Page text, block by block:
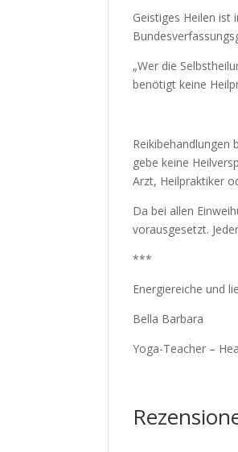
Geistiges Heilen ist
„Wer die
benötigt keine
Reikibehandlungen
gebe keine
Arzt, Heilpraktiker
Da bei allen
vorausgesetzt.
***
Energiereiche und
Bella Barbara
Yoga-Teacher –